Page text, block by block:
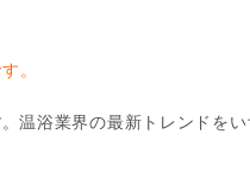
。
。温浴業界の最新トレンドを